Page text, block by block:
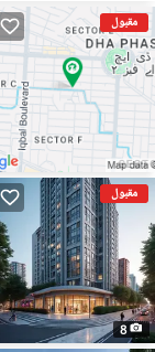
مقبول
مقبول
8